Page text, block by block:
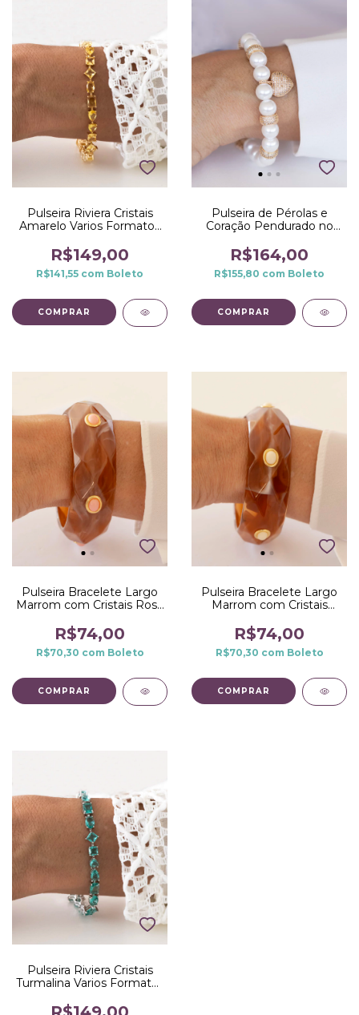
Pulseira Riviera Cristais
Amarelo Varios Formatos
R$149,00
R$141,55 com Boleto
Pulseira de Pérolas e
Coração Pendurado no
R$164,00
R$155,80 com Boleto
Pulseira Bracelete Largo
Marrom com Cristais Rosa
R$74,00
R$70,30 com Boleto
Pulseira Bracelete Largo
Marrom com Cristais
R$74,00
R$70,30 com Boleto
Pulseira Riviera Cristais
Turmalina Varios Formatos